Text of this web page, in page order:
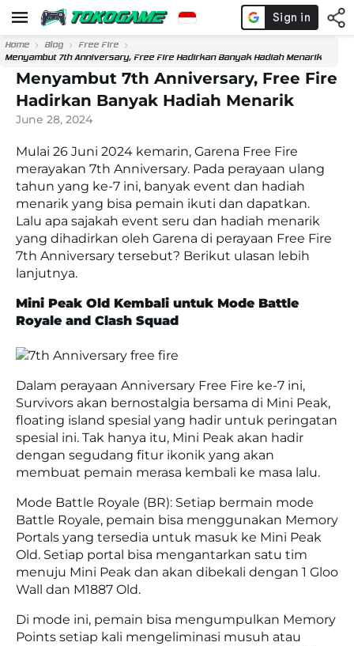
Home Blog
Free Fire
Menyambut 7th Anniversary, Free Fire Hadirkan Banyak Hadiah Menarik
Menyambut 7th Anniversary, Free Fire
Hadirkan Banyak Hadiah Menarik
June 28, 2024
Mulai 26 Juni 2024 kemarin, Garena Free Fire
merayakan 7th Anniversary. Pada perayaan ulang
tahun yang ke-7 ini, banyak event dan hadiah
menarik yang bisa pemain ikuti dan dapatkan.
Lalu apa sajakah event seru dan hadiah menarik
yang dihadirkan oleh Garena di perayaan Free Fire
7th Anniversary tersebut? Berikut ulasan lebih
lanjutnya.
Mini Peak Old Kembali untuk Mode Battle
Royale and Clash Squad
Dalam perayaan Anniversary Free Fire ke-7 ini,
Survivors akan bernostalgia bersama di Mini Peak,
floating island spesial yang hadir untuk peringatan
spesial ini. Tak hanya itu, Mini Peak akan hadir
dengan segudang fitur ikonik yang akan
membuat pemain merasa kembali ke masa lalu.
Mode Battle Royale (BR): Setiap bermain mode
Battle Royale, pemain bisa menggunakan Memory
Portals yang tersedia untuk masuk ke Mini Peak
Old. Setiap portal bisa mengantarkan satu tim
menuju Mini Peak dan akan dibekali dengan 1 Gloo
Wall dan M1887 Old.
Di mode ini, pemain bisa mengumpulkan Memory
Points setiap kali mengeliminasi musuh atau